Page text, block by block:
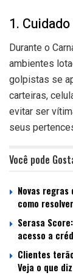
1.
Durante o
ambientes
golpistas se
carteiras,
evitar ser
seus
Você pode
Novas regras
como resolver
Serasa
acesso a
Clientes
Veja o que